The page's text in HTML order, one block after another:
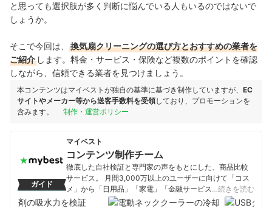
と思っても選択肢が多く判断に悩んでいる人もいるのではないで
しょうか。
そこで今回は、
換気扇クリーニングの選び方とおすすめの業者を
ご紹介 します。料金・サービス・保険など複数のポイントを確認
しながら、信頼できる業者を見つけましょう。
本コンテンツはマイベストが独自の基準に基づき制作していますが、 EC
サイトやメーカー等から送客手数料を受領しており、プロモーションを
含みます。
制作・運営ポリシー
ガイド
マイベスト
コンテンツ制作チーム
徹底した自社検証と専門家の声をもとにした、商品比較
サービス。 月間3,000万以上のユーザーに向けて「コス
メ」から「日用品」「家電」「金融サービス」まで、ベ
ストな商品を選んでもらうために、毎日コンテンツを制
…続きを読む